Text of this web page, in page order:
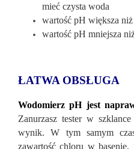
mieć czysta woda
wartość pH większa
wartość pH mniejsza
ŁATWA OBSŁUGA
Wodomierz pH jest
Zanurzasz tester w
wynik. W tym samym
zawartość chloru w basenie.